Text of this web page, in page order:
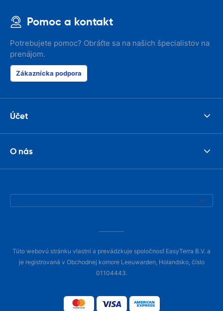
Pomoc a kontakt
Potrebujete pomoc? Obráťte sa na našich špecialistov na
prenájom.
Zákaznícka podpora
Účet
O nás
Túto webovú stránku vlastní a prevádzkuje spoločnosť EasyTerra B.V. a
je registrovaná v Obchodnej komore Leeuwarden, Holandsko, číslo
01104443.